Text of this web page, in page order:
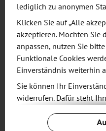
Unternehmen. Beides
Technologieförderung
Wirtschaftsminister
hochinnovativen
wirtschaftliche
Land. Wir werden
auch in 2018 auf
sehr zuversichtlich,
lediglich zu anonymen
Klicken Sie auf „Alle
akzeptieren. Möchten Sie
anpassen, nutzen Sie
Funktionale Cookies
Einverständnis weiterhin
Sie können Ihr
widerrufen. Dafür steht
Verfügung.